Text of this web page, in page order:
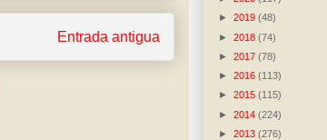
Entrada antigua
► 2019 (48)
► 2018 (74)
► 2017 (78)
► 2016 (113)
► 2015 (115)
► 2014 (224)
► 2013 (276)